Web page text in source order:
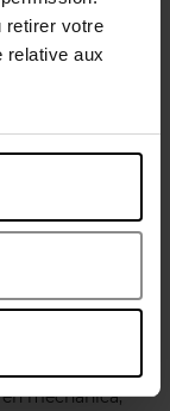
retirer votre
relative aux
en
, make-up- en
om jezelf of
mechanica,